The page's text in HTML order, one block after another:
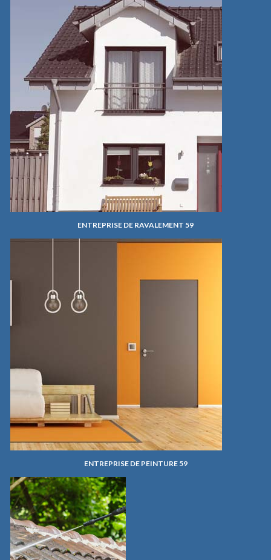
ENTREPRISE DE RAVALEMENT 59
ENTREPRISE DE PEINTURE 59